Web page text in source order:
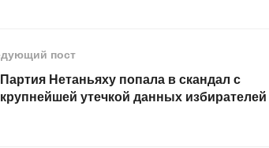
пост
Партия Нетаньяху попала в скандал с
крупнейшей утечкой данных избирателей